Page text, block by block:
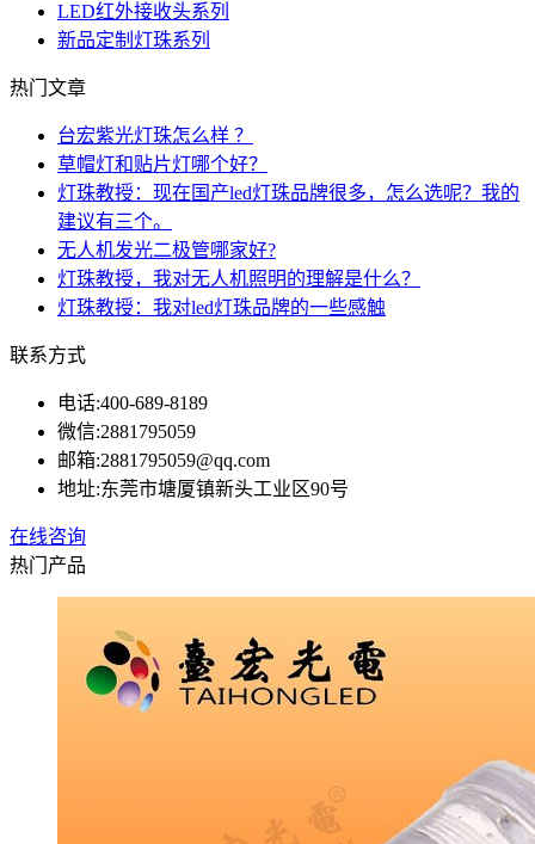
LED红外接收头系列
新品定制灯珠系列
热门文章
台宏紫光灯珠怎么样 ？
草帽灯和贴片灯哪个好？
灯珠教授：现在国产led灯珠品牌很多，怎么选呢？我的
建议有三个。
无人机发光二极管哪家好?
灯珠教授，我对无人机照明的理解是什么？
灯珠教授：我对led灯珠品牌的一些感触
联系方式
电话:400-689-8189
微信:2881795059
邮箱:2881795059@qq.com
地址:东莞市塘厦镇新头工业区90号
在线咨询
热门产品